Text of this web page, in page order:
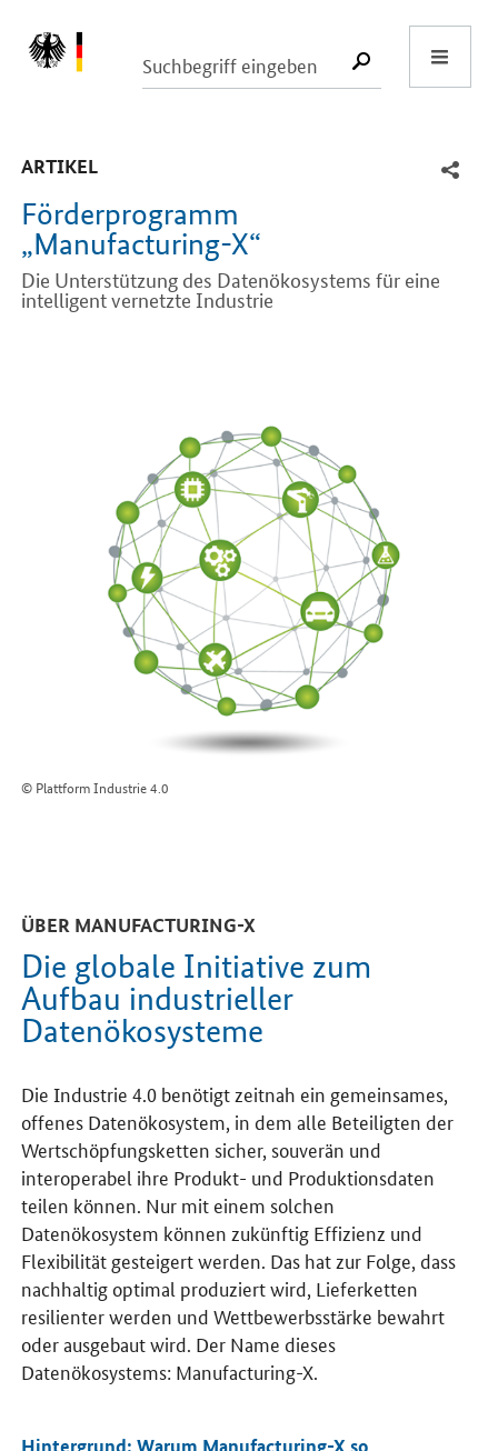
SUCHE
ARTIKEL
Förderprogramm
„Manufacturing-X“
Die Unterstützung des Datenökosystems für eine
intelligent vernetzte Industrie
Einleitung
© Plattform Industrie 4.0
ÜBER MANUFACTURING-X
Die globale Initiative zum
Aufbau industrieller
Datenökosysteme
Die Industrie 4.0 benötigt zeitnah ein gemeinsames,
offenes Datenökosystem, in dem alle Beteiligten der
Wertschöpfungsketten sicher, souverän und
interoperabel ihre Produkt- und Produktionsdaten
teilen können. Nur mit einem solchen
Datenökosystem können zukünftig Effizienz und
Flexibilität gesteigert werden. Das hat zur Folge, dass
nachhaltig optimal produziert wird, Lieferketten
resilienter werden und Wettbewerbsstärke bewahrt
oder ausgebaut wird. Der Name dieses
Datenökosystems: Manufacturing-X.